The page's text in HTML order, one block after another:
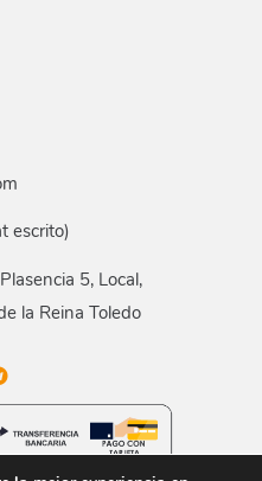
escrito)
5, Local,
la Reina Toledo